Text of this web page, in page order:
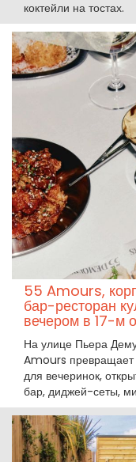
коктейли на тостах.
55 Amours,
бар-ресторан
вечером в 17-м
На улице Пьера
Amours превращает
для вечеринок,
бар, диджей-сеты,